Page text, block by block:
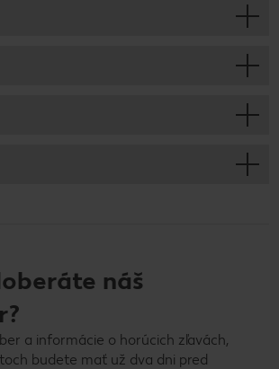
náš
a informácie o horúcich zľavách,
budete mať už dva dni pred